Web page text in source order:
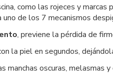
como las rojeces y
de los 7 mecanismos
, previene la pérdida de
la piel en segundos,
oscuras, melasmas